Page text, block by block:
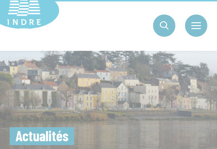
Actualités
Cookies management panel